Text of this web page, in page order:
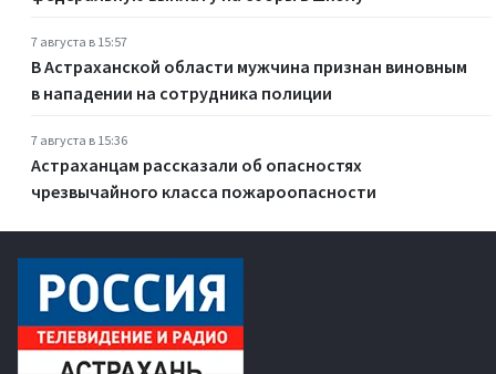
7 августа в 15:57
В Астраханской области мужчина признан виновным
в нападении на сотрудника полиции
7 августа в 15:36
Астраханцам рассказали об опасностях
чрезвычайного класса пожароопасности